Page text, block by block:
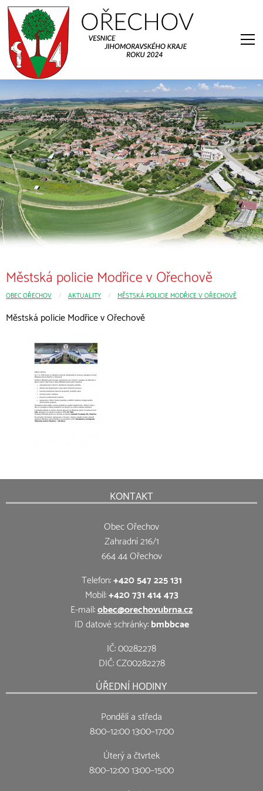
Městská policie Modřice v Ořechově
OBEC OŘECHOV CURRENT:
AKTUALITY MĚSTSKÁ POLICIE MODŘICE V OŘECHOVĚ
Městská policie Modřice v Ořechově
KONTAKT
Obec Ořechov
Zahradní 216/1
664 44 Ořechov
Telefon:+420 547 225 131
Mobil:+420 731 414 473
E-mail:obec@orechovubrna.cz
ID datové schránky:bmbbcae
IČ: 00282278
DIČ: CZ00282278
ÚŘEDNÍ HODINY
Pondělí a středa
8:00–12:00 13:00–17:00
Úterý a čtvrtek
8:00–12:00 13:00–15:00